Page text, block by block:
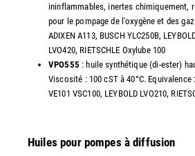
ininflammables, inertes chimiquement,
pour le pompage de l'oxygène et des
ADIXEN A113, BUSCH YLC250B,
LVO420, RIETSCHLE Oxylube 100
VPO555 : huile synthétique (di-ester)
Viscosité : 100 cST à 40°C. Equivalence
VE101 VSC100, LEYBOLD LVO210,
Huiles pour pompes à diffusion